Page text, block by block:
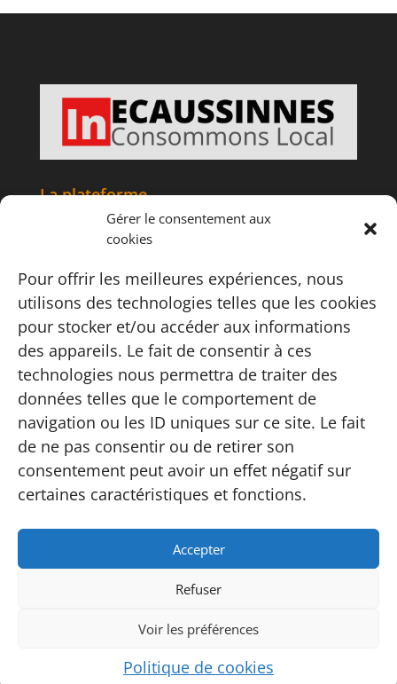
Gérer le consentement aux
cookies
Pour offrir les meilleures expériences, nous
utilisons des technologies telles que les cookies
pour stocker et/ou accéder aux informations
des appareils. Le fait de consentir à ces
technologies nous permettra de traiter des
données telles que le comportement de
navigation ou les ID uniques sur ce site. Le fait
de ne pas consentir ou de retirer son
consentement peut avoir un effet négatif sur
certaines caractéristiques et fonctions.
Accepter
Refuser
Voir les préférences
Politique de cookies
La plateforme
Tourisme
Informations
Contact
Carte
FAQ
Instagram
Conditions
Conditions générales de vente
Politique de confidentialité
réservés | Écaussinnes